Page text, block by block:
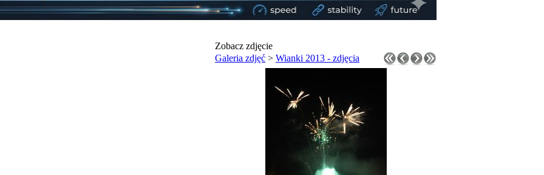
Zobacz zdjęcie
Galeria zdjęć > Wianki 2013 - zdjęcia